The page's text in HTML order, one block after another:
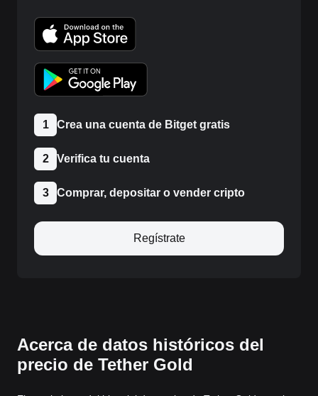
1 Crea una cuenta de Bitget gratis
2 Verifica tu cuenta
3 Comprar, depositar o vender cripto
Regístrate
Acerca de datos históricos del
precio de Tether Gold